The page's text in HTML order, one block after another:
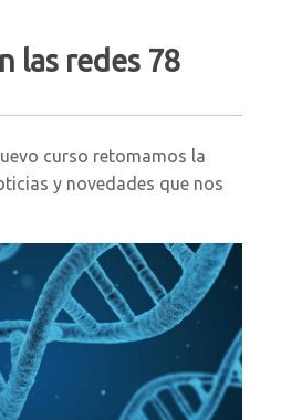
las redes 78
curso retomamos la
y novedades que nos